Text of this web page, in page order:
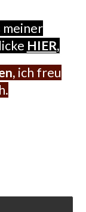
meiner
HIER,
ich freu